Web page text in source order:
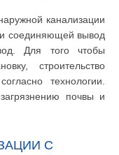
канализации
соединяющей вывод
Для того чтобы
строительство
технологии.
почвы и
С